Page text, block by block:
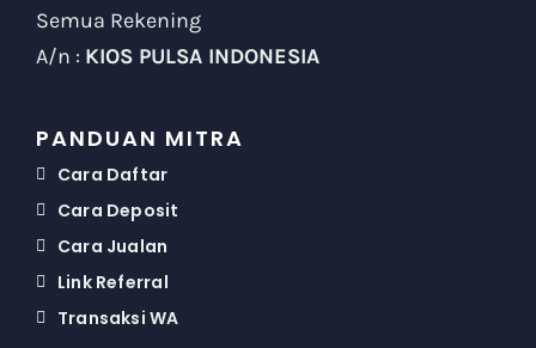
Semua Rekening
A/n : KIOS PULSA INDONESIA
PANDUAN MITRA
Cara Daftar
Cara Deposit
Cara Jualan
Link Referral
Transaksi WA